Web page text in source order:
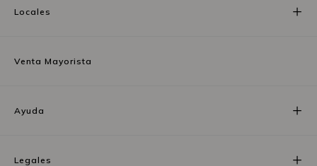
Locales
Venta Mayorista
Ayuda
Legales